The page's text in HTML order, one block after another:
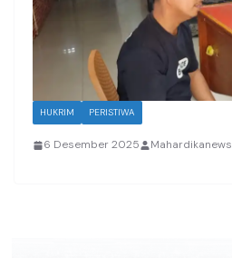
HUKRIM PERISTIWA
6 Desember 2025 Mahardikanews